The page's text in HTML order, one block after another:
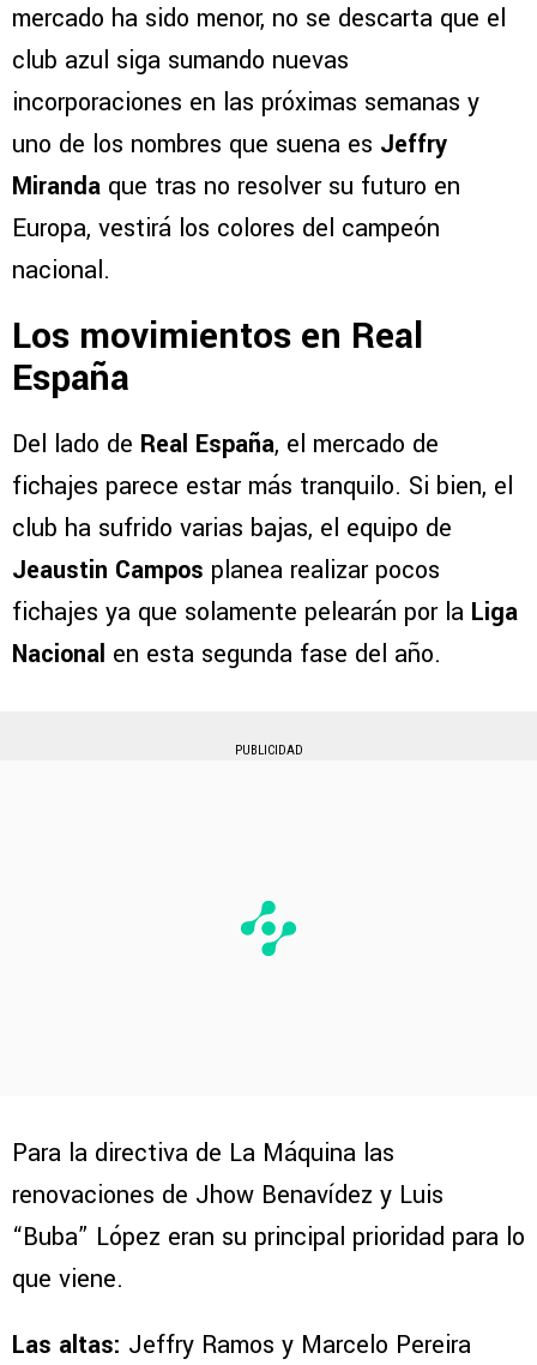
mercado ha sido menor, no se descarta que el
club azul siga sumando nuevas
incorporaciones en las próximas semanas y
uno de los nombres que suena es Jeffry
Miranda que tras no resolver su futuro en
Europa, vestirá los colores del campeón
nacional.
Los movimientos en Real
España
Del lado de Real España, el mercado de
fichajes parece estar más tranquilo. Si bien, el
club ha sufrido varias bajas, el equipo de
Jeaustin Campos planea realizar pocos
fichajes ya que solamente pelearán por la Liga
Nacional en esta segunda fase del año.
PUBLICIDAD
Para la directiva de La Máquina las
renovaciones de Jhow Benavídez y Luis
“Buba” López eran su principal prioridad para lo
que viene.
Las altas: Jeffry Ramos y Marcelo Pereira